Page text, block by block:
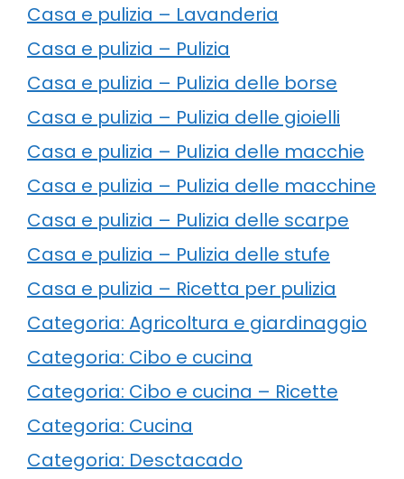
Casa e pulizia – Lavanderia
Casa e pulizia – Pulizia
Casa e pulizia – Pulizia delle borse
Casa e pulizia – Pulizia delle gioielli
Casa e pulizia – Pulizia delle macchie
Casa e pulizia – Pulizia delle macchine
Casa e pulizia – Pulizia delle scarpe
Casa e pulizia – Pulizia delle stufe
Casa e pulizia – Ricetta per pulizia
Categoria: Agricoltura e giardinaggio
Categoria: Cibo e cucina
Categoria: Cibo e cucina – Ricette
Categoria: Cucina
Categoria: Desctacado